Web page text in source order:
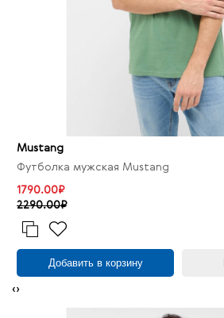
Mustang
Футболка мужская Mustang
1790.00₽
2290.00₽
Добавить в корзину
‹›